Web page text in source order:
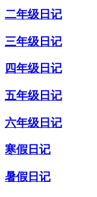
二年级日记
三年级日记
四年级日记
五年级日记
六年级日记
寒假日记
暑假日记